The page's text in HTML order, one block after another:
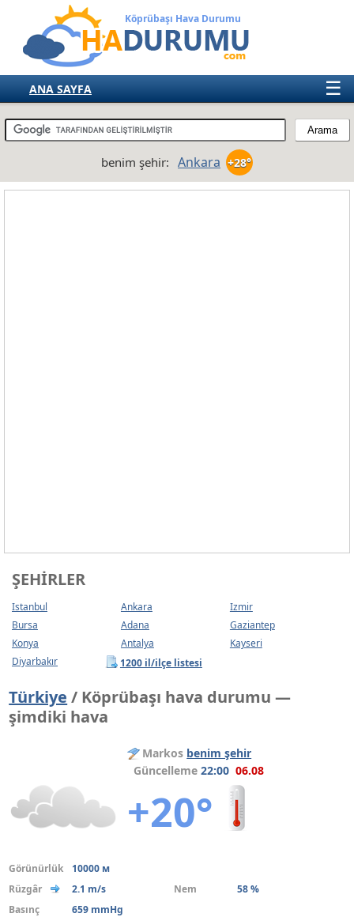
Köprübaşı Hava Durumu
☰
ANA SAYFA
TÜRKİYE
AVRUPA
benim şehir: Ankara +28°
ŞEHIRLER
Istanbul Ankara
Izmir
Bursa
Adana
Gaziantep
Konya
Antalya
Kayseri
Diyarbakır
1200 il/ilçe listesi
Türkiye / Köprübaşı hava durumu —
şimdiki hava
Markos benim şehir
Güncelleme22:00 06.08
+20°
Görünürlük
10000 м
Rüzgâr
2.1 m/s Nem
58 %
Basınç
659 mmHg